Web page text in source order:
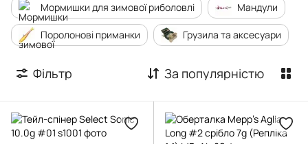
Мормишки для зимової риболовлі Мандули
Поролонові приманки Грузила та аксесуари
Фільтр За популярністю